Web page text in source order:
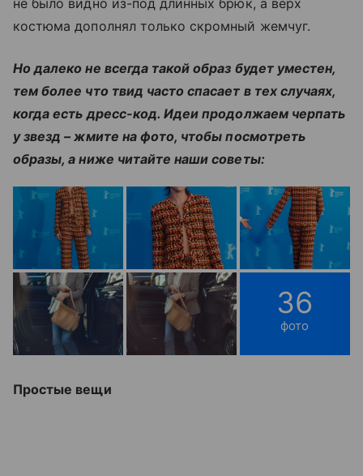
не было видно из-под длинных брюк, а верх
костюма дополнял только скромный жемчуг.
Но далеко не всегда такой образ будет уместен,
тем более что твид часто спасает в тех случаях,
когда есть дресс-код. Идеи продолжаем черпать
у звезд – жмите на фото, чтобы посмотреть
образы, а ниже читайте наши советы:
36
фото
Простые вещи